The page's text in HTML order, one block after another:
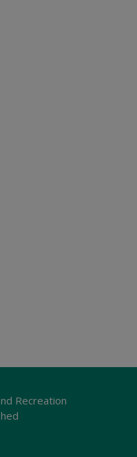
Recreation